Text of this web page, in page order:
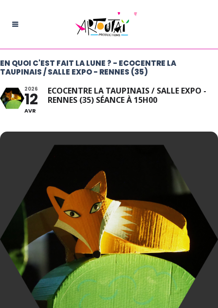
EN QUOI C'EST FAIT LA LUNE ? - ECOCENTRE LA
TAUPINAIS / SALLE EXPO - RENNES (35)
2026
12
AVR
ECOCENTRE LA TAUPINAIS / SALLE EXPO -
RENNES (35) SÉANCE À 15H00